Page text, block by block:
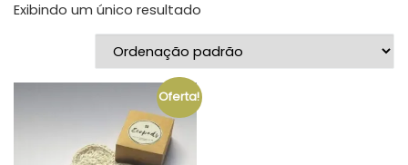
Exibindo um único resultado
Oferta!